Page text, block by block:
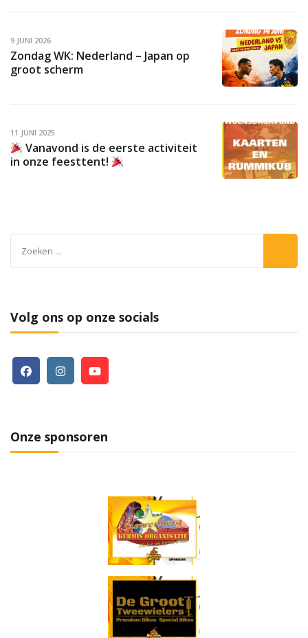
9 JUNI 2026
Zondag WK: Nederland – Japan op
groot scherm
11 JUNI 2025
Vanavond is de eerste activiteit
in onze feesttent!
Volg ons op onze socials
Onze sponsoren